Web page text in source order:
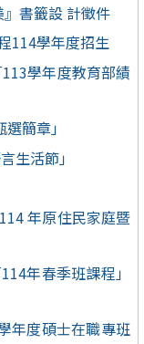
』書籤設 計徵件
114學年度招生
學年度教育部績
簡章」
生活節」
年原住民家庭暨
年春季班課程」
年度碩士在職專班